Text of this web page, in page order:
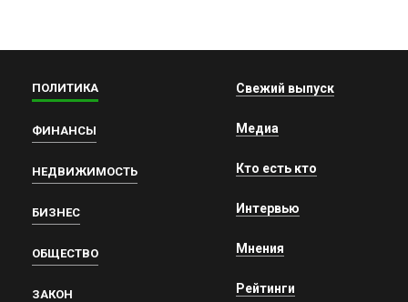
ПОЛИТИКА
ФИНАНСЫ
НЕДВИЖИМОСТЬ
БИЗНЕС
ОБЩЕСТВО
ЗАКОН
Свежий выпуск
Медиа
Кто есть кто
Интервью
Мнения
Рейтинги